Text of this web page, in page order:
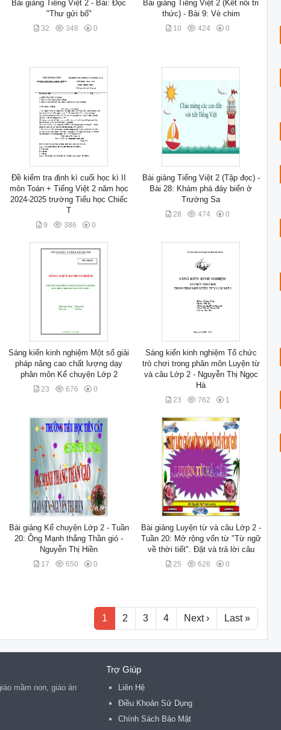
Bài giảng Tiếng Việt 2 - Bài: Đọc
"Thư gửi bố"
32 348 0
Bài giảng Tiếng Việt 2 (Kết nối tri
thức) - Bài 9: Vè chim
10 424 0
Đề kiểm tra định kì cuối học kì II
môn Toán + Tiếng Việt 2 năm học
2024-2025 trường Tiểu học Chiếc
T
9 386 0
Bài giảng Tiếng Việt 2 (Tập đọc) -
Bài 28: Khám phá đáy biển ở
Trường Sa
28 474 0
Sáng kiến kinh nghiệm Một số giải
pháp nâng cao chất lượng dạy
phân môn Kể chuyện Lớp 2
23 676 0
Sáng kiến kinh nghiệm Tổ chức
trò chơi trong phân môn Luyện từ
và câu Lớp 2 - Nguyễn Thị Ngọc
Hà
23 762 1
Bài giảng Kể chuyện Lớp 2 - Tuần
20: Ông Mạnh thắng Thần gió -
Nguyễn Thị Hiền
17 650 0
Bài giảng Luyện từ và câu Lớp 2 -
Tuần 20: Mở rộng vốn từ "Từ ngữ
về thời tiết". Đặt và trả lời câu
25 626 0
1 2 3 4 Next › Last »
mầm non, giáo án
Trợ Giúp
Liên Hệ
Điều Khoản Sử Dụng
Chính Sách Bảo Mật